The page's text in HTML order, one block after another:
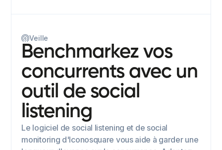
Veille
Benchmarkez vos
concurrents avec un
outil de social
listening
Le logiciel de social listening et de social
monitoring d'Iconosquare vous aide à garder une